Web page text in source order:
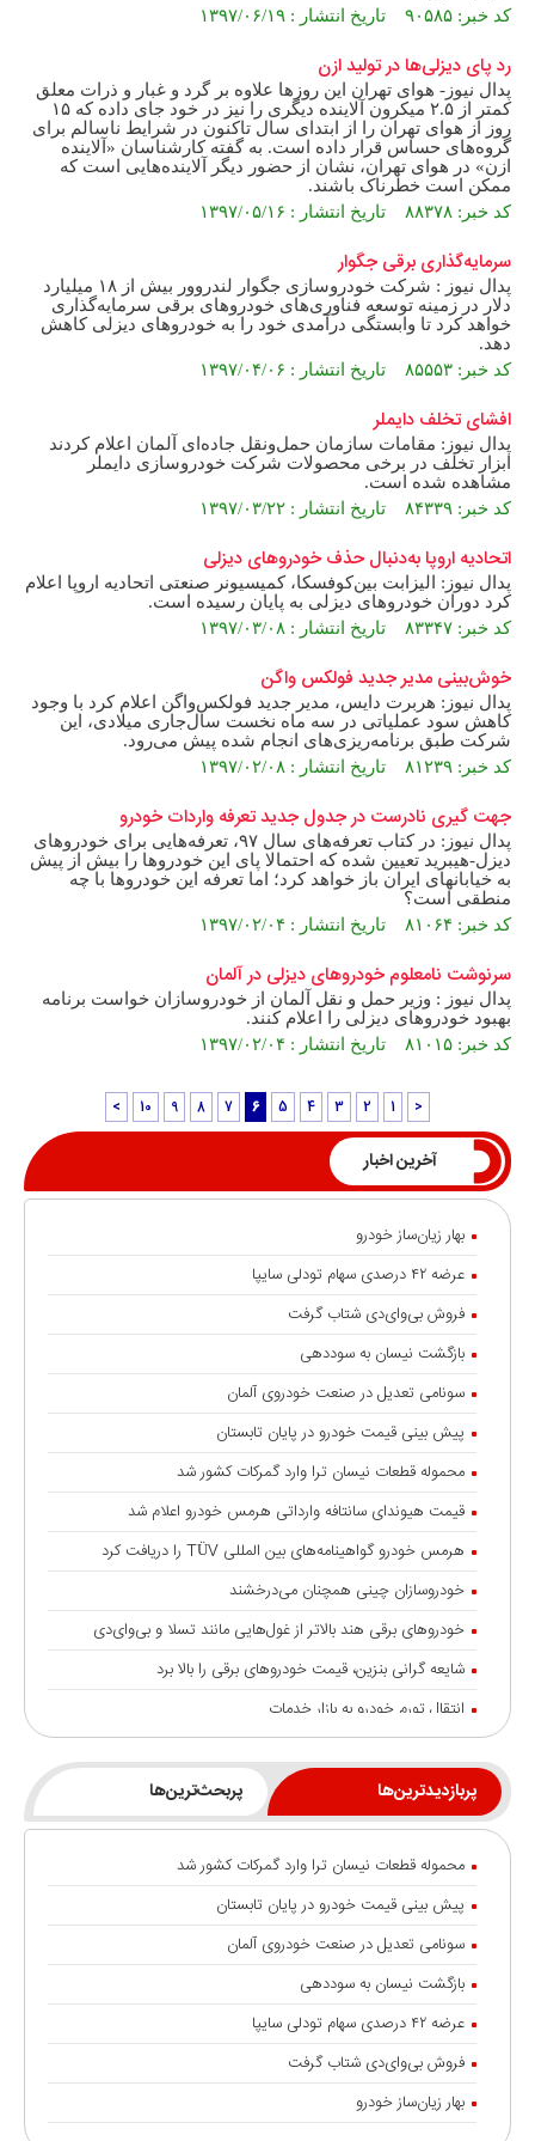
کد خبر: ۹۰۵۸۵ تاریخ انتشار : ۱۳۹۷/۰۶/۱۹
رد پای دیزلی‌ها در تولید ازن
پدال نیوز- هوای تهران این روزها علاوه بر گرد و غبار و ذرات معلق
کمتر از ۲.۵ میکرون آلاینده‌ دیگری را نیز در خود جای داده که ۱۵
روز از هوای تهران را از ابتدای سال تاکنون در شرایط ناسالم برای
گروه‌های حساس قرار داده است. به گفته کارشناسان «آلاینده
ازن» در هوای تهران، نشان از حضور دیگر آلاینده‌هایی است که
ممکن است خطرناک باشند.
کد خبر: ۸۸۳۷۸ تاریخ انتشار : ۱۳۹۷/۰۵/۱۶
سرمایه‌گذاری برقی جگوار
پدال نیوز : شرکت خودروسازی جگوار لندروور بیش از ۱۸ میلیارد
دلار در زمینه توسعه فناوری‌های خودروهای برقی سرمایه‌گذاری
خواهد کرد تا وابستگی درآمدی خود را به خودروهای دیزلی کاهش
دهد.
کد خبر: ۸۵۵۵۳ تاریخ انتشار : ۱۳۹۷/۰۴/۰۶
افشای تخلف دایملر
پدال نیوز: مقامات سازمان حمل‌و‌نقل جاده‌ای آلمان اعلام کردند
ابزار تخلف در برخی محصولات شرکت خودروسازی دایملر
مشاهده شده است.
کد خبر: ۸۴۳۳۹ تاریخ انتشار : ۱۳۹۷/۰۳/۲۲
اتحادیه اروپا به‌دنبال حذف خودروهای دیزلی
پدال نیوز: الیزابت بین‌کوفسکا، کمیسیونر صنعتی اتحادیه اروپا اعلام
کرد دوران خودروهای دیزلی به پایان رسیده است.
کد خبر: ۸۳۳۴۷ تاریخ انتشار : ۱۳۹۷/۰۳/۰۸
خوش‌بینی مدیر جدید فولکس واگن
پدال نیوز: هربرت دایس،‌ مدیر جدید فولکس‌واگن اعلام کرد با وجود
کاهش سود عملیاتی در سه ماه نخست سال‌جاری میلادی، این
شرکت طبق برنامه‌‌ریزی‌های انجام شده پیش می‌رود.
کد خبر: ۸۱۲۳۹ تاریخ انتشار : ۱۳۹۷/۰۲/۰۸
جهت گیری نادرست در جدول جدید تعرفه‌ واردات خودرو
پدال نیوز: در کتاب تعرفه‌های سال ۹۷، تعرفه‌هایی برای خودروهای
دیزل-هیبرید تعیین شده که احتمالا پای این خودروها را بیش از پیش
به خیابانهای ایران باز خواهد کرد؛ اما تعرفه این خودروها با چه
منطقی است؟
کد خبر: ۸۱۰۶۴ تاریخ انتشار : ۱۳۹۷/۰۲/۰۴
سرنوشت نامعلوم خودروهای دیزلی در آلمان
پدال نیوز : وزیر حمل و نقل آلمان از خودروسازان خواست برنامه
بهبود خودروهای دیزلی را اعلام کنند.
کد خبر: ۸۱۰۱۵ تاریخ انتشار : ۱۳۹۷/۰۲/۰۴
<
1
2
3
4
5
6
7
8
9
10
>
آخرین اخبار
بهار زیان‌ساز خودرو
عرضه ۴۲ درصدی سهام تودلی سایپا
فروش بی‌وای‌دی شتاب گرفت
بازگشت نیسان به سوددهی
سونامی تعدیل در صنعت خودروی آلمان
پیش بینی قیمت خودرو در پایان تابستان
محموله قطعات نیسان ترا وارد گمرکات کشور شد
قیمت هیوندای سانتافه وارداتی هرمس خودرو اعلام شد
هرمس خودرو گواهینامه‌های بین المللی TÜV را دریافت کرد
خودروسازان چینی همچنان می‌درخشند
خودروهای برقی هند بالاتر از غول‌هایی مانند تسلا و بی‌وای‌دی
شایعه گرانی بنزین، قیمت خودروهای برقی را بالا برد
انتقال تورم خودرو به بازار خدمات
رشد ۱۲۰ درصدی صادرات خودروهای برقی چین
نسخه درمان «ناک» خودرو چیست؟
سامانه آنلاین پیگیری قرارداد‌ و زمان تحویل نیسان ترا رونمایی شد
آغاز به کار «میز خدمات» گروه پرشیا موبیلیتی
درآمدزایی دولت از واردات خودرو
ریزش تقاضا در مرحله جدید عرضه خودرو
برنامه‌ریزی فورد برای ورود چینی‌ها به بازار آمریکا
هشدار به متقاضیان خودروهای فرسوده
آغاز طرح انتقال سهمیه بنزین به کارت‌های بانکی
پربازدیدترین‌ها پربحث‌ترین‌ها
محموله قطعات نیسان ترا وارد گمرکات کشور شد
پیش بینی قیمت خودرو در پایان تابستان
سونامی تعدیل در صنعت خودروی آلمان
بازگشت نیسان به سوددهی
عرضه ۴۲ درصدی سهام تودلی سایپا
فروش بی‌وای‌دی شتاب گرفت
بهار زیان‌ساز خودرو